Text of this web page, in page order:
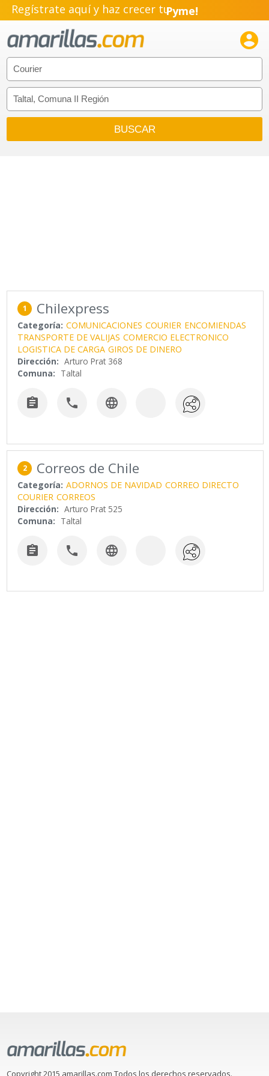
Regístrate aquí y haz crecer tu
Emprendimiento!

1 Chilexpress
Categoría: COMUNICACIONES COURIER ENCOMIENDAS
TRANSPORTE DE VALIJAS COMERCIO ELECTRONICO
LOGISTICA DE CARGA GIROS DE DINERO
Dirección: Arturo Prat 368
Comuna: Taltal
  
2 Correos de Chile
Categoría: ADORNOS DE NAVIDAD CORREO DIRECTO
COURIER CORREOS
Dirección: Arturo Prat 525
Comuna: Taltal
  